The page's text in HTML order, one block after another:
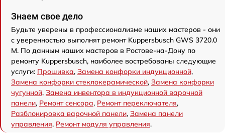
Знаем свое дело
Будьте уверены в профессионализме наших мастеров - они
с уверенностью выполнят ремонт Kuppersbusch GWS 3720.0
M. По данным наших мастеров в Ростове-на-Дону по
ремонту Kuppersbusch, наиболее востребованы следующие
услуги: Прошивка, Замена конфорки индукционной,
Замена конфорки стеклокерамической, Замена конфорки
чугунной, Замена инвентора в индукционной варочной
панели, Ремонт сенсора, Ремонт переключателя,
Разблокировка варочной панели, Замена панели
управления, Ремонт модуля управления.